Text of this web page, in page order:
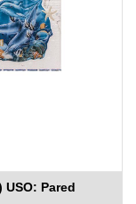
USO: Pared